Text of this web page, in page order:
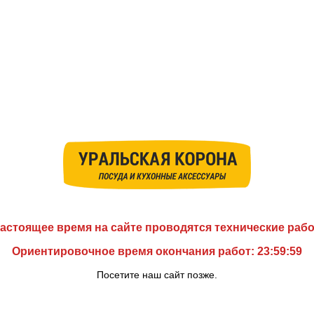
время на сайте проводятся технические
Ориентировочное время окончания работ: 23:59:59
Посетите наш сайт позже.